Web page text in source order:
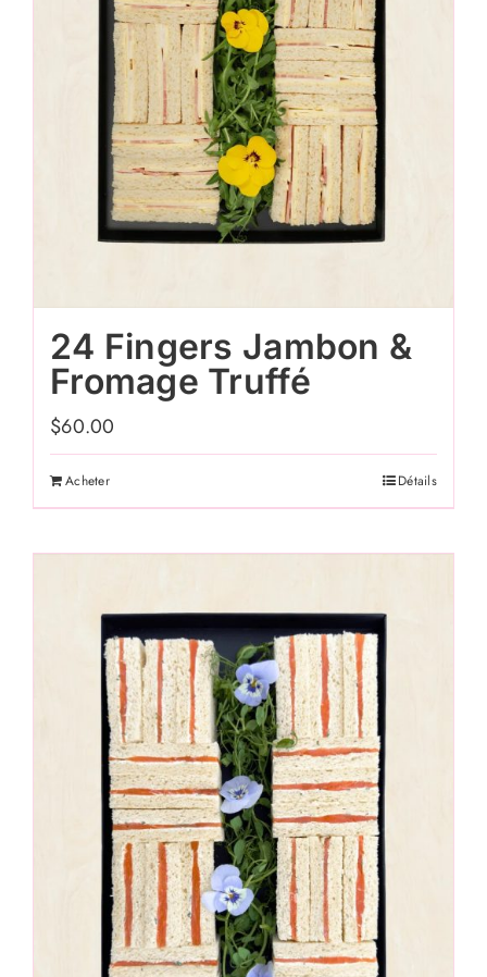
24 Fingers Jambon &
Fromage Truffé
$60.00
Acheter Détails